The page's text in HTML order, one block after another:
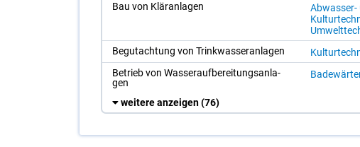
Bau von Klär­an­la­gen
Be­gut­ach­tung von Trink­was­ser­an­la­gen
Be­trieb von Was­ser­auf­be­rei­tungs­an­la­
gen
weitere anzeigen(76)